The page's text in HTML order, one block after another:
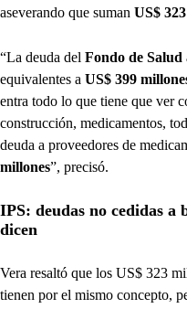
aseverando que suman US$
“La deuda del Fondo de Salud
equivalentes a US$ 399
entra todo lo que tiene que ver
construcción, medicamentos,
deuda a proveedores de
millones”, precisó.
IPS: deudas no cedidas a
dicen
Vera resaltó que los US$ 323
tienen por el mismo concepto,